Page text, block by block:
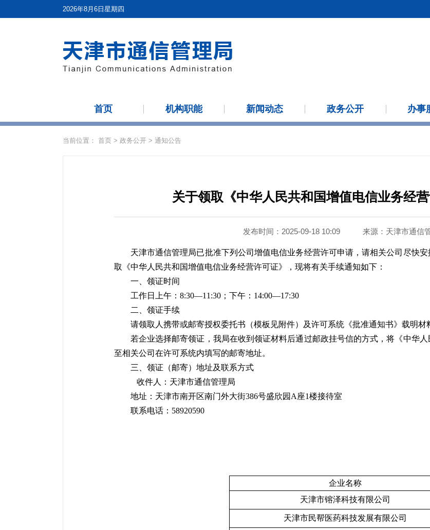
2026年8月6日星期四
首页 机构职能 新闻动态 政务公开 办事
当前位置： 首页 > 政务公开 > 通知公告
关于领取《中华人民共和国增值电信业务经
发布时间：2025-09-18 10:09 来源： 天津市通信
天津市通信管理局已批准下列公司增值电信业务经营许可申请，请相关公司尽快
取《中华人民共和国增值电信业务经营许可证》，现将有关手续通知如下：
一、领证时间
工作日上午：8:30—11:30；下午：14:00—17:30
二、领证手续
请领取人携带或邮寄授权委托书（模板见附件）及许可系统《批准通知书》载明材
若企业选择邮寄领证，我局在收到领证材料后通过邮政挂号信的方式，将《中华
至相关公司在许可系统内填写的邮寄地址。
三、 领证（邮寄）地址及联系方式
收件人：天津市通信管理局
地址：天津市南开区南门外大街386号盛欣园A座1楼接待室
联系电话：58920590
企业名称
天津市镕泽科技有限公司
天津市民帮医药科技发展有限公司